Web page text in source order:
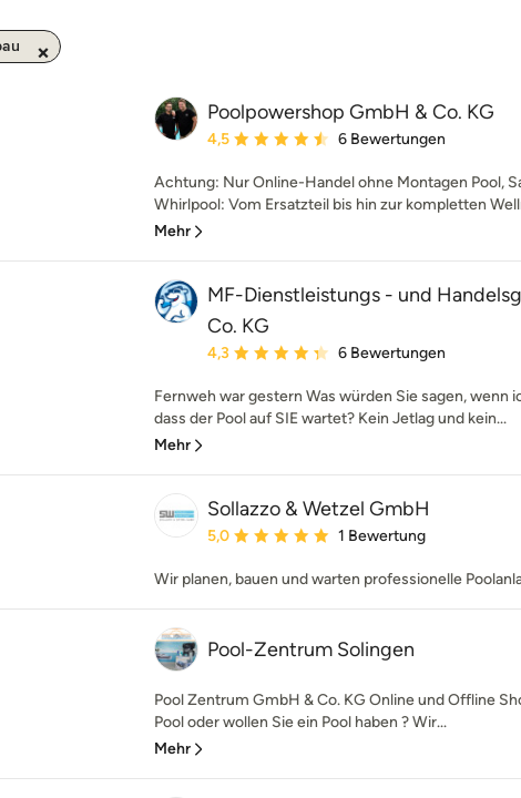
Poolpowershop GmbH & Co. KG
Durchschnittliche Bewertung: 4.5 von 5
4,5 6 Bewertungen
Achtung: Nur Online-Handel ohne Montagen Pool,
Whirlpool: Vom Ersatzteil bis hin zur kompletten
Mehr
MF-Dienstleistungs - und
Co. KG
Durchschnittliche Bewertung: 4.3 von 5
4,3 6 Bewertungen
Fernweh war gestern Was würden Sie sagen, wenn
dass der Pool auf SIE wartet? Kein Jetlag und kein...
Mehr
Sollazzo & Wetzel GmbH
Durchschnittliche Bewertung: 5 von 5 Sternen
5,0 1 Bewertung
Wir planen, bauen und warten professionelle
Pool-Zentrum Solingen
Pool Zentrum GmbH & Co. KG Online und Offline
Pool oder wollen Sie ein Pool haben ? Wir...
Mehr